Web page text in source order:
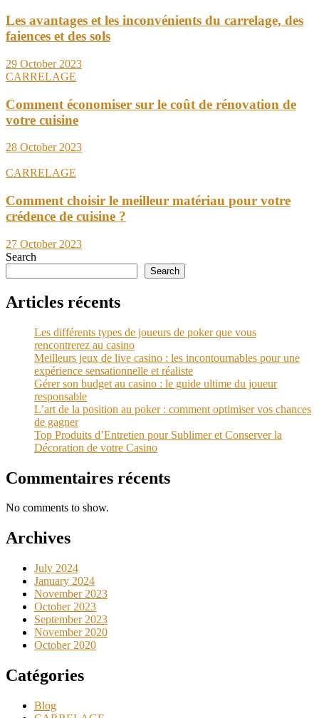
Les avantages et les inconvénients du carrelage, des
faiences et des sols
29 October 2023
CARRELAGE
Comment économiser sur le coût de rénovation de
votre cuisine
28 October 2023
CARRELAGE
Comment choisir le meilleur matériau pour votre
crédence de cuisine ?
27 October 2023
Search
Search
Articles récents
Les différents types de joueurs de poker que vous
rencontrerez au casino
Meilleurs jeux de live casino : les incontournables pour une
expérience sensationnelle et réaliste
Gérer son budget au casino : le guide ultime du joueur
responsable
L’art de la position au poker : comment optimiser vos chances
de gagner
Top Produits d’Entretien pour Sublimer et Conserver la
Décoration de votre Casino
Commentaires récents
No comments to show.
Archives
July 2024
January 2024
November 2023
October 2023
September 2023
November 2020
October 2020
Catégories
Blog